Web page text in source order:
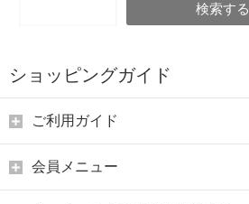
検索する
ショッピングガイド
ご利用ガイド
会員メニュー